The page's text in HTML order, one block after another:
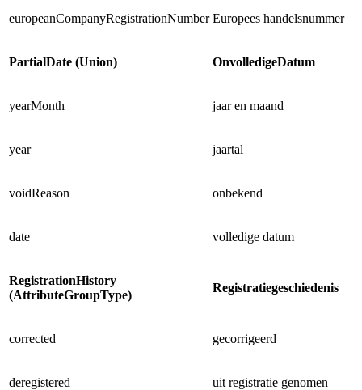
europeanCompanyRegistrationNumber Europees handelsnummer
PartialDate (Union) OnvolledigeDatum
yearMonth jaar en maand
year jaartal
voidReason onbekend
date volledige datum
RegistrationHistory
(AttributeGroupType)
Registratiegeschiedenis
corrected gecorrigeerd
deregistered uit registratie genomen